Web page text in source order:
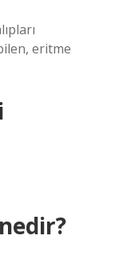
eritme